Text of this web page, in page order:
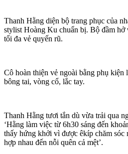
Thanh Hằng diện bộ trang phục của
stylist Hoàng Ku chuẩn bị. Bộ đầm hở
tối đa vẻ quyến rũ.
Cô hoàn thiện vẻ ngoài bằng phụ kiện
bông tai, vòng cổ, lắc tay.
Thanh Hằng tươi tắn dù vừa trải qua
‘Hằng làm việc từ 6h30 sáng đến
thấy hứng khởi vì được êkíp chăm sóc
hợp nhau đến nỗi quên cả mệt’.